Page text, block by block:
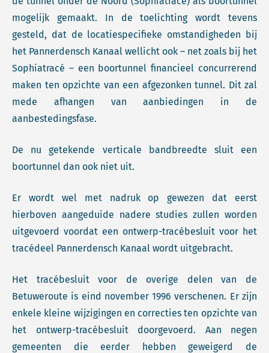
mogelijk gemaakt. In de toelichting wordt tevens
gesteld, dat de locatiespecifieke omstandigheden bij
het Pannerdensch Kanaal wellicht ook – net zoals bij het
Sophiatracé – een boortunnel financieel concurrerend
maken ten opzichte van een afgezonken tunnel. Dit zal
mede afhangen van aanbiedingen in de
aanbestedingsfase.
De nu getekende verticale bandbreedte sluit een
boortunnel dan ook niet uit.
Er wordt wel met nadruk op gewezen dat eerst
hierboven aangeduide nadere studies zullen worden
uitgevoerd voordat een ontwerp-tracébesluit voor het
tracédeel Pannerdensch Kanaal wordt uitgebracht.
Het tracébesluit voor de overige delen van de
Betuweroute is eind november 1996 verschenen. Er zijn
enkele kleine wijzigingen en correcties ten opzichte van
het ontwerp-tracébesluit doorgevoerd. Aan negen
gemeenten die eerder hebben geweigerd de